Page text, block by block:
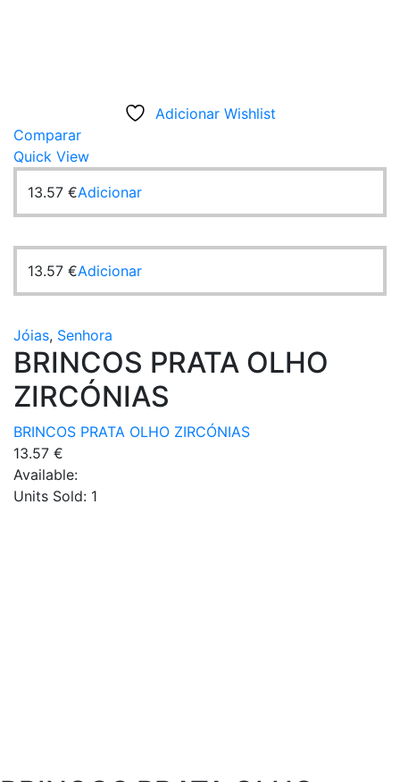
Adicionar Wishlist
Comparar
Quick View
13.57 €Adicionar
13.57 €Adicionar
Jóias, Senhora
BRINCOS PRATA OLHO
ZIRCÓNIAS
BRINCOS PRATA OLHO ZIRCÓNIAS
13.57 €
Available:
Units Sold: 1